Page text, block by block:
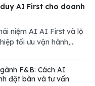
AI First cho doanh
niệm AI AI First và lộ
tối ưu vận hành,
F&B: Cách AI
đặt bàn và tư vấn